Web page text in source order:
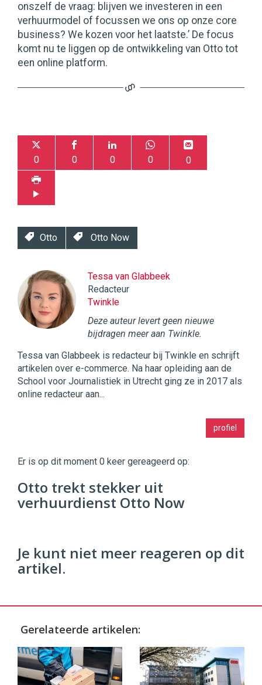
onszelf de vraag: blijven we investeren in een
verhuurmodel of focussen we ons op onze core
business? We kozen voor het laatste.’ De focus
komt nu te liggen op de ontwikkeling van Otto tot
een online platform.
0 0 0 0 0
Otto Otto Now
Tessa van Glabbeek
Redacteur
Twinkle
Deze auteur levert geen nieuwe
bijdragen meer aan Twinkle.
Tessa van Glabbeek is redacteur bij Twinkle en schrijft
artikelen over e-commerce. Na haar opleiding aan de
School voor Journalistiek in Utrecht ging ze in 2017 als
online redacteur aan...
profiel
Commerce https://twinklemagazine.nl
9654
Er is op dit moment 0 keer gereageerd op:
Otto trekt stekker uit
verhuurdienst Otto Now
Je kunt niet meer reageren op dit
artikel.
Gerelateerde artikelen: